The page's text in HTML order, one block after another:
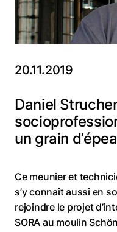
20.11.2019
Daniel
un grain
Ce meunier et
s’y connaît aussi en
rejoindre le projet
SORA au moulin